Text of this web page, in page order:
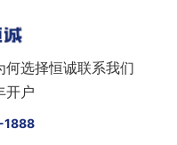
何选择恒诚联系我们
开户